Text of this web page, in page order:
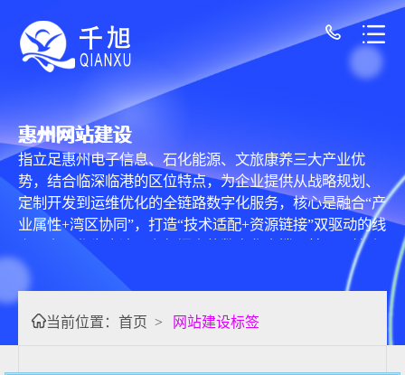
惠州网站建设
指立足惠州电子信息、石化能源、文旅康养三大产业优
势，结合临深临港的区位特点，为企业提供从战略规划、
定制开发到运维优化的全链路数字化服务，核心是融合“产
业属性+湾区协同”，打造“技术适配+资源链接”双驱动的线
上平台。作为大湾区东部门户的数字化支撑，其已从基础
展示升级为“产能对接+品牌引流”的转型工具，适配惠州企
业联动深港、辐射全国的发展需求。 核心能力聚焦精准适
配：技术上专攻电子元件参数库搭建、石化企业安全合规
展示，为文旅景区开发VR导览模块；服务上本地团队实现
当前位置： 首页 > 网站建设标签